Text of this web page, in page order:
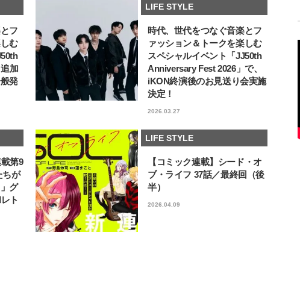
フ
む
加
発
LIFE STYLE
時代、世代をつなぐ音楽とフ
ァッション＆トークを楽しむ
スペシャルイベント「JJ50th
Anniversary Fest 2026」で、
iKON終演後のお見送り会実施
決定！
2026.03.27
第9
ちが
グ
ト
LIFE STYLE
【コミック連載】シード・オ
ブ・ライフ 37話／最終回（後
半）
2026.04.09